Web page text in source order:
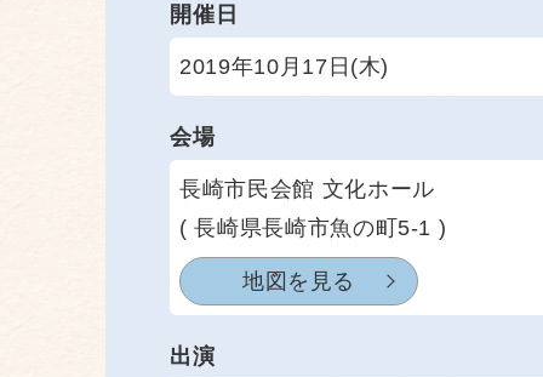
開催日
2019年10月17日(木)
会場
長崎市民会館 文化ホール
( 長崎県長崎市魚の町5-1 )
地図を見る
出演